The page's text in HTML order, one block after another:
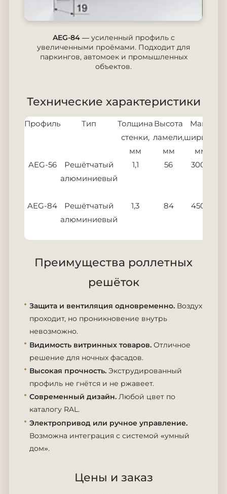
AEG-84— усиленный профиль с
увеличенными проёмами. Подходит для
паркингов, автомоек и промышленных
объектов.
Технические характеристики
Профиль Тип
Толщина
стенки,
мм
Высота
ламели,
мм
Макс.
ширина,
мм
AEG-56
Решётчатый
алюминиевый
1,1 56 3000
AEG-84
Решётчатый
алюминиевый
1,3 84
4500
Преимущества роллетных
решёток
Защита и вентиляция одновременно. Воздух
проходит, но проникновение внутрь
невозможно.
Видимость витринных товаров. Отличное
решение для ночных фасадов.
Высокая прочность. Экструдированный
профиль не гнётся и не ржавеет.
Современный дизайн. Любой цвет по
каталогу RAL.
Электропривод или ручное управление.
Возможна интеграция с системой «умный
дом».
Цены и заказ